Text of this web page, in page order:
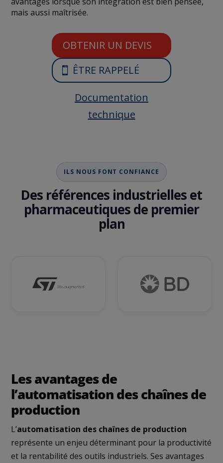
mais aussi maîtrisée.
OBTENIR UN DEVIS
ÊTRE RAPPELÉ
Documentation
technique
ILS NOUS FONT CONFIANCE
Des références industrielles et
pharmaceutiques de premier
plan
Les avantages de
l’automatisation des chaînes de
production
L’automatisation des chaînes de production
représente un enjeu déterminant pour la productivité
et la rentabilité des outils industriels. Ses avantages